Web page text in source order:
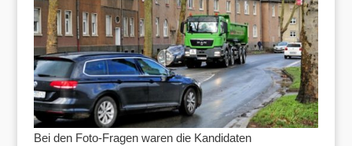
Bei den Foto-Fragen waren die Kandidaten